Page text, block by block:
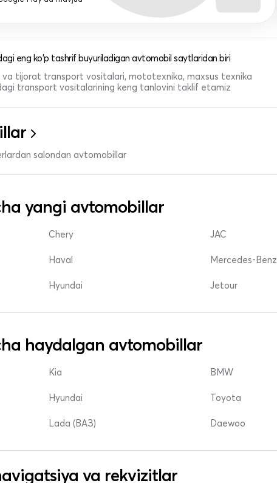
eng ko'p tashrif buyuriladigan avtomobil saytlaridan biri
va tijorat transport vositalari, mototexnika, maxsus texnika
transport vositalarining keng tanlovini taklif etamiz
salondan avtomobillar
yangi avtomobillar
Chery
Haval
Hyundai
JAC
Mercedes-Benz
Jetour
haydalgan avtomobillar
Kia
Hyundai
Lada (ВАЗ)
BMW
Toyota
Daewoo
va rekvizitlar